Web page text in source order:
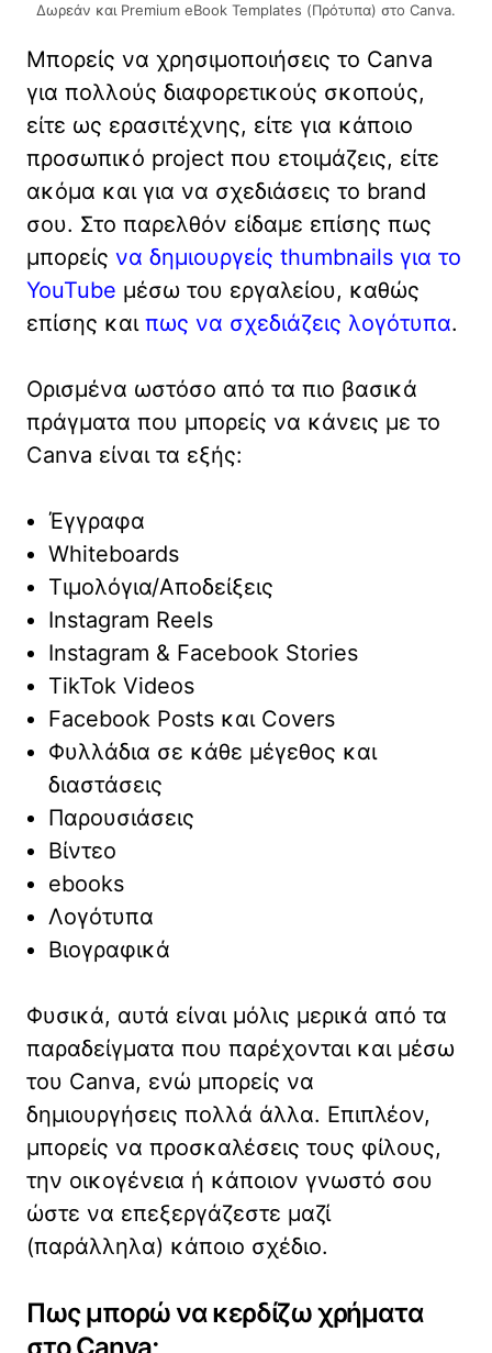
Δωρεάν και Premium eBook Templates (Πρότυπα) στο Canva.
Μπορείς να χρησιμοποιήσεις το Canva
για πολλούς διαφορετικούς σκοπούς,
είτε ως ερασιτέχνης, είτε για κάποιο
προσωπικό project που ετοιμάζεις, είτε
ακόμα και για να σχεδιάσεις το brand
σου. Στο παρελθόν είδαμε επίσης πως
μπορείς να δημιουργείς thumbnails για το
YouTube μέσω του εργαλείου, καθώς
επίσης και πως να σχεδιάζεις λογότυπα.
Ορισμένα ωστόσο από τα πιο βασικά
πράγματα που μπορείς να κάνεις με το
Canva είναι τα εξής:
Έγγραφα
Whiteboards
Τιμολόγια/Αποδείξεις
Instagram Reels
Instagram & Facebook Stories
TikTok Videos
Facebook Posts και Covers
Φυλλάδια σε κάθε μέγεθος και
διαστάσεις
Παρουσιάσεις
Βίντεο
ebooks
Λογότυπα
Βιογραφικά
Φυσικά, αυτά είναι μόλις μερικά από τα
παραδείγματα που παρέχονται και μέσω
του Canva, ενώ μπορείς να
δημιουργήσεις πολλά άλλα. Επιπλέον,
μπορείς να προσκαλέσεις τους φίλους,
την οικογένεια ή κάποιον γνωστό σου
ώστε να επεξεργάζεστε μαζί
(παράλληλα) κάποιο σχέδιο.
Πως μπορώ να κερδίζω χρήματα